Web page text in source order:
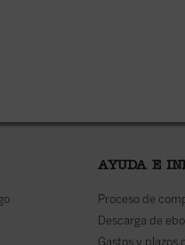
AYUDA E
Proceso de
Descarga de
Gastos y plazos